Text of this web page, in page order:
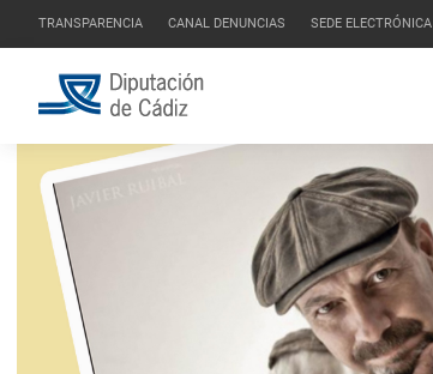
TRANSPARENCIA CANAL DENUNCIAS SEDE ELECTRÓNICA